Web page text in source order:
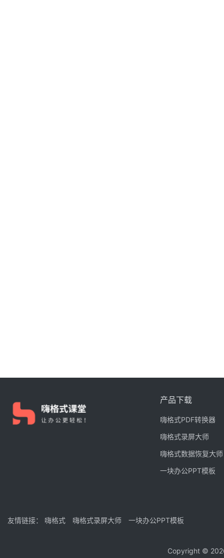
产品下载
嗨格式PDF转换器
嗨格式录屏大师
嗨格式数据恢复大师
一块办公PPT模板
友情链接： 嗨格式 嗨格式录屏大师 一块办公PPT模板
Copyright ©